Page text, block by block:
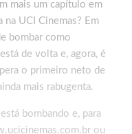
mais um capítulo em
na UCI Cinemas? Em
bombar como
de volta e, agora, é
o primeiro neto de
mais rabugenta.
bombando e, para
ou